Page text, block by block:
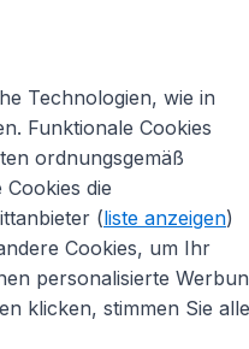
Technologien, wie in
Funktionale Cookies
ordnungsgemäß
die
(liste anzeigen)
Cookies, um Ihr
personalisierte
klicken, stimmen Sie